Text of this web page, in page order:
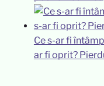
Ce s-ar fi
ar fi oprit?